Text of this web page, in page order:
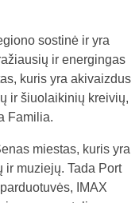
sostinė ir yra
ir energingas
kuris yra akivaizdus
ir šiuolaikinių kreivių,
Familia.
miestas, kuris yra
ir muziejų. Tada Port
IMAX